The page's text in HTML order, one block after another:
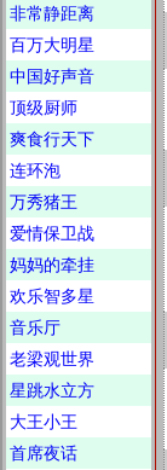
非常静距离
百万大明星
中国好声音
顶级厨师
爽食行天下
连环泡
万秀猪王
爱情保卫战
妈妈的牵挂
欢乐智多星
音乐厅
老梁观世界
星跳水立方
大王小王
首席夜话